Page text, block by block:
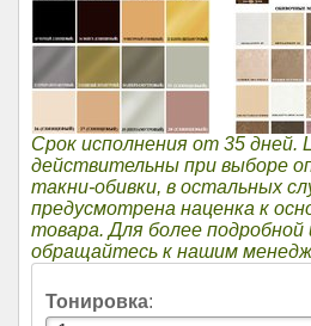
Срок исполнения от 35 дней.
действительны при выборе
такни-обивки, в остальных
предусмотрена наценка к
товара. Для более
обращайтесь к нашим
Тонировка: